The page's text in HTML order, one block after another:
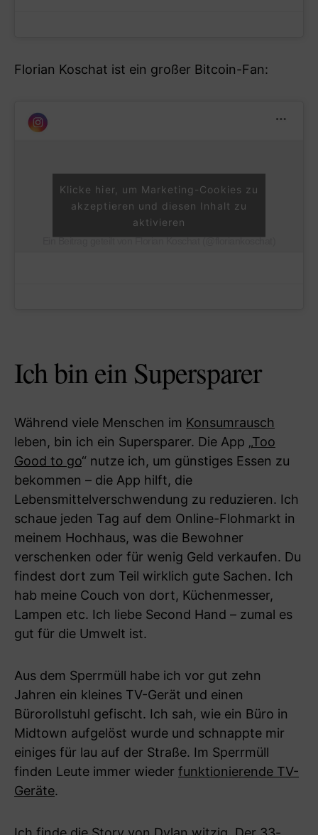
Florian Koschat ist ein großer Bitcoin-Fan:
Klicke hier, um Marketing-Cookies zu
akzeptieren und diesen Inhalt zu
aktivieren
Ich bin ein Supersparer
Während viele Menschen im Konsumrausch
leben, bin ich ein Supersparer. Die App „Too
Good to go“ nutze ich, um günstiges Essen zu
bekommen – die App hilft, die
Lebensmittelverschwendung zu reduzieren. Ich
schaue jeden Tag auf dem Online-Flohmarkt in
meinem Hochhaus, was die Bewohner
verschenken oder für wenig Geld verkaufen. Du
findest dort zum Teil wirklich gute Sachen. Ich
hab meine Couch von dort, Küchenmesser,
Lampen etc. Ich liebe Second Hand – zumal es
gut für die Umwelt ist.
Aus dem Sperrmüll habe ich vor gut zehn
Jahren ein kleines TV-Gerät und einen
Bürorollstuhl gefischt. Ich sah, wie ein Büro in
Midtown aufgelöst wurde und schnappte mir
einiges für lau auf der Straße. Im Sperrmüll
finden Leute immer wieder funktionierende TV-
Geräte.